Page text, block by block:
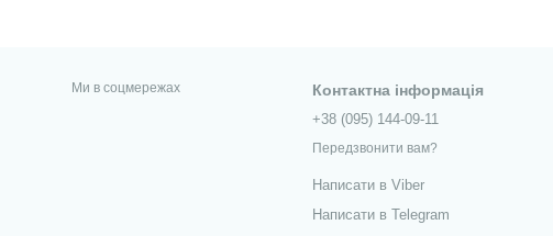
Ми в соцмережах Контактна інформація
+38 (095) 144-09-11
Передзвонити вам?
Написати в Viber
Написати в Telegram